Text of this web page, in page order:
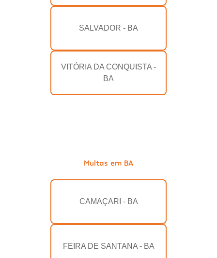
SALVADOR - BA
VITÓRIA DA CONQUISTA -
BA
Multas em BA
CAMAÇARI - BA
FEIRA DE SANTANA - BA